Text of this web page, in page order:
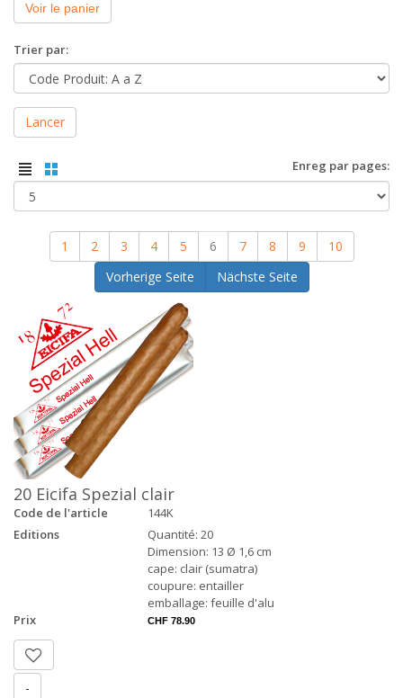
Voir le panier
Trier par:
Lancer
Enreg par pages:
1 2 3 4 5 6 7 8 9
10
Vorherige Seite
Nächste Seite
20 Eicifa Spezial clair
Code de l'article
144K
Editions
Quantité: 20
Dimension: 13 Ø 1,6 cm
cape: clair (sumatra)
coupure: entailler
emballage: feuille d'alu
Prix
CHF 78.90
-